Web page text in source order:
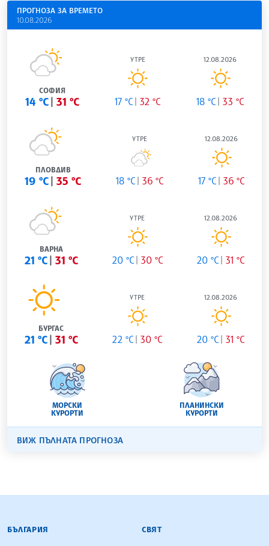
ПРОГНОЗА ЗА ВРЕМЕТО
10.08.2026
СОФИЯ
14 °C 31 °C
УТРЕ
17 °C 32 °C
12.08.2026
18 °C 33 °C
ПЛОВДИВ
19 °C 35 °C
УТРЕ
18 °C 36 °C
12.08.2026
17 °C 36 °C
ВАРНА
21 °C 31 °C
УТРЕ
20 °C 30 °C
12.08.2026
20 °C 31 °C
БУРГАС
21 °C 31 °C
УТРЕ
22 °C 30 °C
12.08.2026
20 °C 31 °C
МОРСКИ
КУРОРТИ
ПЛАНИНСКИ
КУРОРТИ
ВИЖ ПЪЛНАТА ПРОГНОЗА
БЪЛГАРСКА ТЕЛЕГРАФНА АГЕНЦИЯ
БЪЛГАРИЯ СВЯТ